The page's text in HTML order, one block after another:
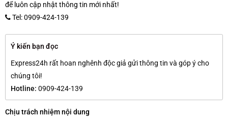
để luôn cập nhật thông tin mới nhất!
Tel: 0909-424-139
Ý kiến bạn đọc
Express24h rất hoan nghênh độc giả gửi thông tin và góp ý cho
chúng tôi!
Hotline: 0909-424-139
Chịu trách nhiệm nội dung